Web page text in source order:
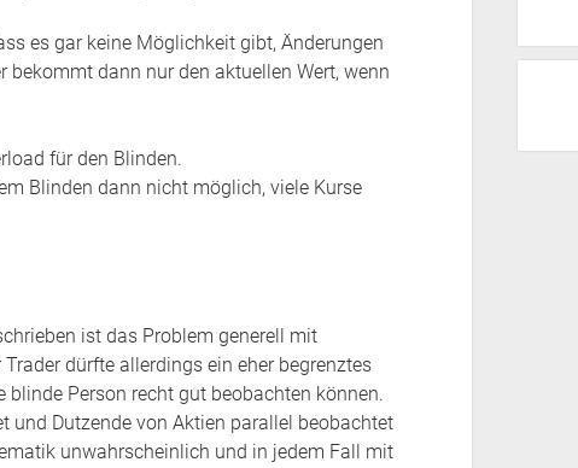
es gar keine Möglichkeit gibt, Änderungen
dann nur den aktuellen Wert, wenn
für den Blinden.
Blinden dann nicht möglich, viele Kurse
ist das Problem generell mit
dürfte allerdings ein eher begrenztes
Person recht gut beobachten können.
und Dutzende von Aktien parallel beobachtet
unwahrscheinlich und in jedem Fall mit